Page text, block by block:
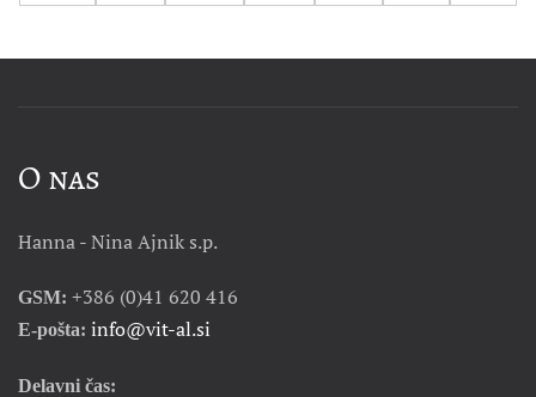
O nas
Hanna - Nina Ajnik s.p.
GSM: +386 (0)41 620 416
E-pošta: info@vit-al.si
Delavni čas: